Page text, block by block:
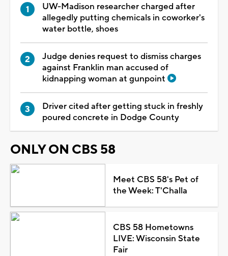
UW-Madison researcher charged after
allegedly putting chemicals in coworker's
water bottle, shoes
Judge denies request to dismiss charges
against Franklin man accused of
kidnapping woman at gunpoint
Driver cited after getting stuck in freshly
poured concrete in Dodge County
ONLY ON CBS 58
Meet CBS 58's Pet of
the Week: T'Challa
CBS 58 Hometowns
LIVE: Wisconsin State
Fair